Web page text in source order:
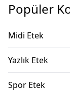
Popüler
Midi Etek
Yazlık Etek
Spor Etek